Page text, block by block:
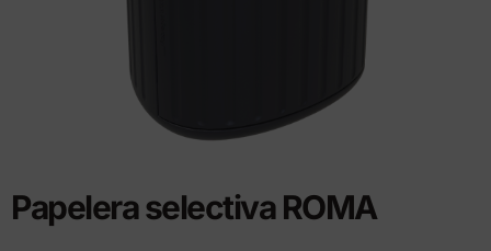
Papelera selectiva ROMA